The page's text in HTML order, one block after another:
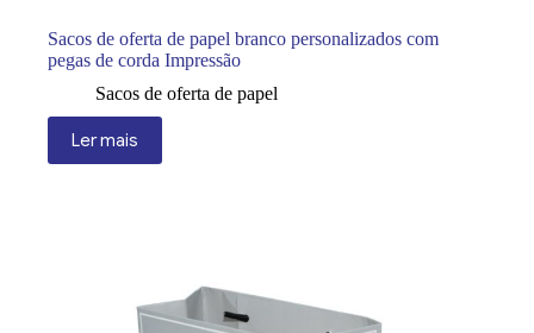
Sacos de oferta de papel branco personalizados com
pegas de corda Impressão
Sacos de oferta de papel
Ler mais